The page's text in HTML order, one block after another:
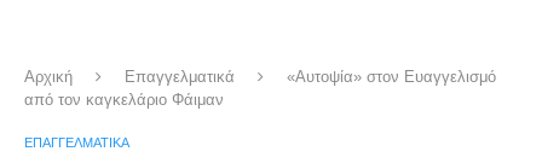
Αρχική Επαγγελματικά
«Αυτοψία» στον Ευαγγελισμό
από τον καγκελάριο Φάιμαν
ΕΠΑΓΓΕΛΜΑΤΙΚΆ